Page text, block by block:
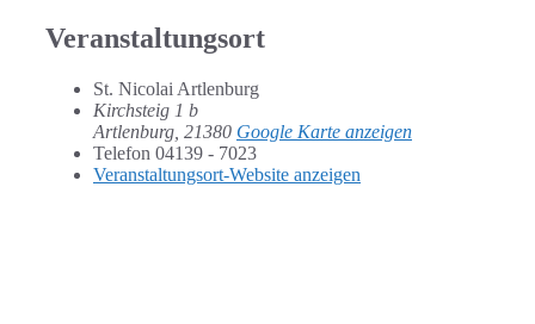
Veranstaltungsort
St. Nicolai Artlenburg
Kirchsteig 1 b
Artlenburg 21380 Google Karte anzeigen
Telefon 04139 - 7023
Veranstaltungsort-Website anzeigen